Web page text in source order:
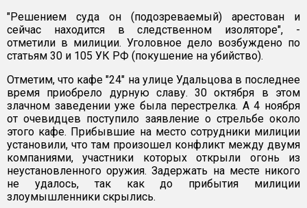
"Решением суда он (подозреваемый) арестован и
сейчас находится в следственном изоляторе", -
отметили в милиции. Уголовное дело возбуждено по
статьям 30 и 105 УК РФ (покушение на убийство).
Отметим, что кафе "24" на улице Удальцова в последнее
время приобрело дурную славу. 30 октября в этом
злачном заведении уже была перестрелка. А 4 ноября
от очевидцев поступило заявление о стрельбе около
этого кафе. Прибывшие на место сотрудники милиции
установили, что там произошел конфликт между двумя
компаниями, участники которых открыли огонь из
неустановленного оружия. Задержать на месте никого
не удалось, так как до прибытия милиции
злоумышленники скрылись.